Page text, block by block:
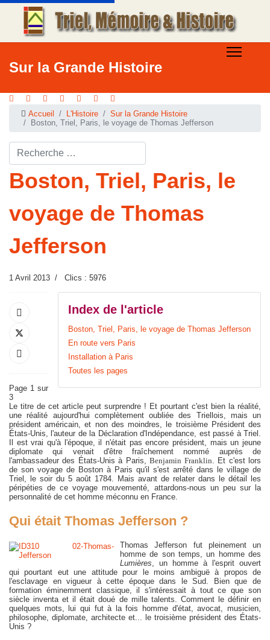
Sur la Grande Histoire
Accueil L'Histoire
Sur la Grande Histoire
Boston, Triel, Paris, le voyage de Thomas Jefferson
Rechercher ...
Boston, Triel, Paris, le
voyage de Thomas
Jefferson
1 Avril 2013 Clics : 5976
Index de l'article
Boston, Triel, Paris, le voyage de Thomas Jefferson
En route vers Paris
Installation à Paris
Toutes les pages
Page 1 sur
3
Le titre de cet article peut surprendre ! Et pourtant c'est bien la réalité,
une réalité aujourd'hui complètement oubliée des Triellois, mais un
président américain, et non des moindres, le troisième Président des
États-Unis, l'auteur de la Déclaration d'Indépendance, est passé à Triel.
Il est vrai qu'à l'époque, il n'était pas encore président, mais un jeune
diplomate qui venait d'être fraîchement nommé auprès de
l'ambassadeur des États-Unis à Paris,Benjamin Franklin. Et c'est lors
de son voyage de Boston à Paris qu'il s'est arrêté dans le village de
Triel, le soir du 5 août 1784. Mais avant de relater dans le détail les
péripéties de ce voyage mouvementé, attardons-nous un peu sur la
personnalité de cet homme méconnu en France.
Qui était Thomas Jefferson ?
Thomas Jefferson fut pleinement un
homme de son temps, un homme des
Lumières, un homme à l'esprit ouvert
qui pourtant eut une attitude pour le moins ambiguë à propos de
l'esclavage en vigueur à cette époque dans le Sud. Bien que de
formation éminemment classique, il s'intéressait à tout ce que son
siècle inventa et il était doué de mille talents. Comment le définir en
quelques mots, lui qui fut à la fois homme d'état, avocat, musicien,
philosophe, diplomate, architecte et... le troisième président des États-
Unis ?